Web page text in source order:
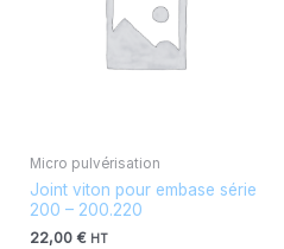
Micro pulvérisation
Joint viton pour embase série
200 – 200.220
22,00 € HT